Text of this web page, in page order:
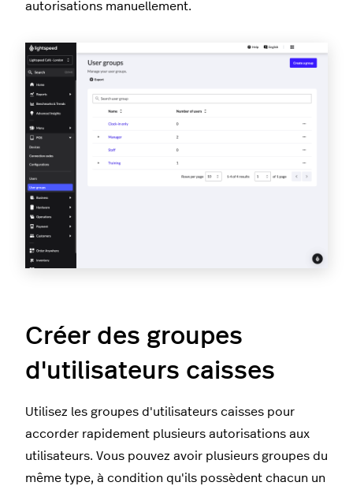
autorisations manuellement.
Créer des groupes
d'utilisateurs caisses
Utilisez les groupes d'utilisateurs caisses pour
accorder rapidement plusieurs autorisations aux
utilisateurs. Vous pouvez avoir plusieurs groupes du
même type, à condition qu'ils possèdent chacun un